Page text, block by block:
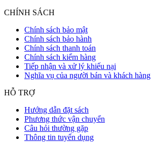
CHÍNH SÁCH
Chính sách bảo mật
Chính sách bảo hành
Chính sách thanh toán
Chính sách kiểm hàng
Tiếp nhận và xử lý khiếu nại
Nghĩa vụ của người bán và khách hàng
HỖ TRỢ
Hướng dẫn đặt sách
Phương thức vận chuyển
Câu hỏi thường gặp
Thông tin tuyển dụng